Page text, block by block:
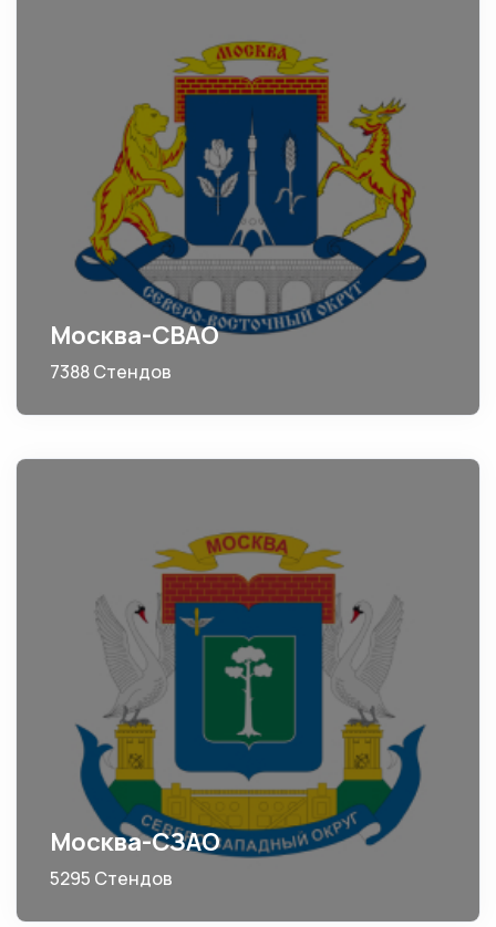
Москва-СВАО
7388 Стендов
Москва-СЗАО
5295 Стендов